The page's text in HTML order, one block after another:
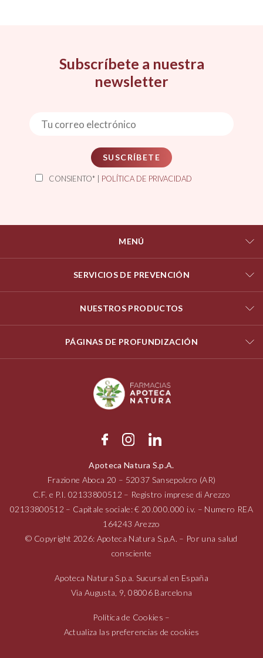
Subscríbete a nuestra
newsletter
SUSCRÍBETE
CONSIENTO* | POLÍTICA DE PRIVACIDAD
MENÚ
SERVICIOS DE PREVENCIÓN
NUESTROS PRODUCTOS
PÁGINAS DE PROFUNDIZACIÓN
Apoteca Natura S.p.A.
Frazione Aboca 20 – 52037 Sansepolcro (AR)
C.F. e P.I.02133800512 – Registro imprese di Arezzo
02133800512 – Capitale sociale: € 20.000.000 i.v. – Numero REA
164243 Arezzo
© Copyright 2026: Apoteca Natura S.p.A. – Por una salud
consciente
Apoteca Natura S.p.a. Sucursal en España
Via Augusta, 9, 08006Barcelona
Política de Cookies –
Actualiza las preferencias de cookies